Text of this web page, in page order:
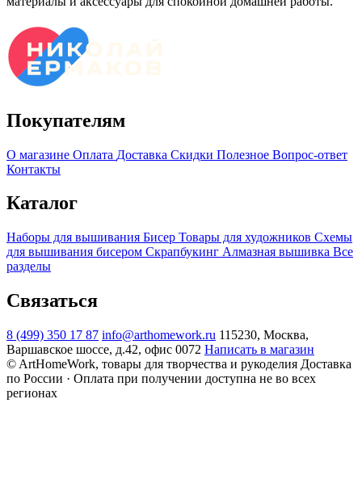
Покупателям
О магазине Оплата Доставка Скидки Полезное Вопрос-ответ
Контакты
Каталог
Наборы для вышивания Бисер Товары для художников Схемы
для вышивания бисером Скрапбукинг Алмазная вышивка Все
разделы
Связаться
8 (499) 350 17 87 info@arthomework.ru 115230, Москва,
Варшавское шоссе, д.42, офис 0072 Написать в магазин
© ArtHomeWork, товары для творчества и рукоделия Доставка
по России · Оплата при получении доступна не во всех
регионах